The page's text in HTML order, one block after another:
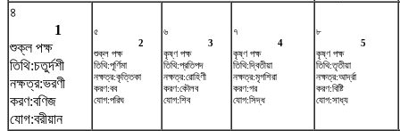
৪
1
শুক্ল পক্ষ
তিথি:চতুর্দশী
নক্ষত্র:ভরণী
করণ:বণিজ
যোগ:বরীয়ান
৫
2
শুক্ল পক্ষ
তিথি:পূর্ণিমা
নক্ষত্র:কৃত্তিকা
করণ:বব
যোগ:পরিঘ
৬
3
কৃষ্ণ পক্ষ
তিথি:প্রতিপদ
নক্ষত্র:রোহিণী
করণ:কৌলব
যোগ:শিব
৭
4
কৃষ্ণ পক্ষ
তিথি:দ্বিতীয়া
নক্ষত্র:মৃগশিরা
করণ:গর
যোগ:সিদ্ধ
৮
5
কৃষ্ণ পক্ষ
তিথি:তৃতীয়া
নক্ষত্র:আর্দ্রা
করণ:বিষ্টি
যোগ:সাধ্য